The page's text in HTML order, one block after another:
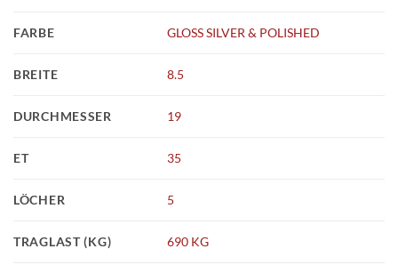
FARBE GLOSS SILVER & POLISHED
BREITE 8.5
DURCHMESSER 19
ET 35
LÖCHER 5
TRAGLAST (KG) 690 KG